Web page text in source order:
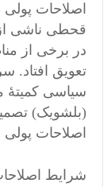
قحطی ناشی
در برخی از
سیاسی
(بلشویک‌)
اصلاحات پولی
شرایط